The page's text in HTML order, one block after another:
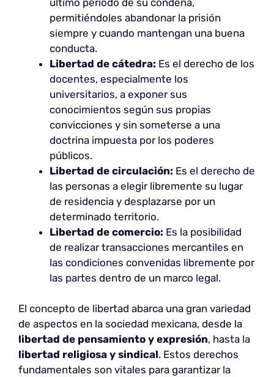
permitiéndoles abandonar la prisión
siempre y cuando mantengan una buena
conducta.
Libertad de cátedra: Es el derecho de los
docentes, especialmente los
universitarios, a exponer sus
conocimientos según sus propias
convicciones y sin someterse a una
doctrina impuesta por los poderes
públicos.
Libertad de circulación: Es el derecho de
las personas a elegir libremente su lugar
de residencia y desplazarse por un
determinado territorio.
Libertad de comercio: Es la posibilidad
de realizar transacciones mercantiles en
las condiciones convenidas libremente por
las partes dentro de un marco legal.
El concepto de libertad abarca una gran variedad
de aspectos en la sociedad mexicana, desde la
libertad de pensamiento y expresión, hasta la
libertad religiosa y sindical. Estos derechos
fundamentales son vitales para garantizar la